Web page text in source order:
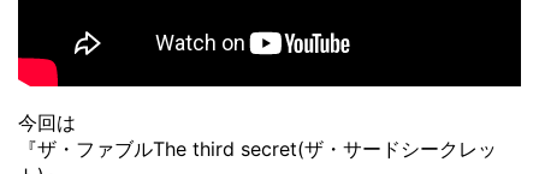
今回は
『ザ・ファブルThe third secret(ザ・サードシークレッ